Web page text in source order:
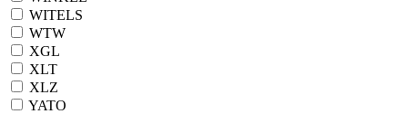
WITELS
WTW
XGL
XLT
XLZ
YATO